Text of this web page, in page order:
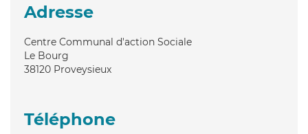
Adresse
Centre Communal d'action Sociale
Le Bourg
38120 Proveysieux
Téléphone